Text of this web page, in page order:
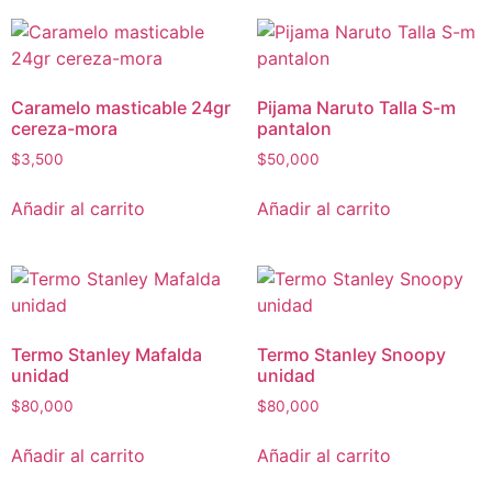
Caramelo masticable 24gr
cereza-mora
$3,500
Añadir al carrito
Pijama Naruto Talla S-m
pantalon
$50,000
Añadir al carrito
Termo Stanley Mafalda
unidad
$80,000
Añadir al carrito
Termo Stanley Snoopy
unidad
$80,000
Añadir al carrito